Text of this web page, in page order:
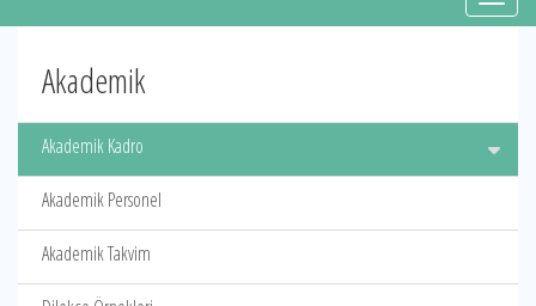
Akademik
Akademik Kadro
Akademik Personel
Akademik Takvim